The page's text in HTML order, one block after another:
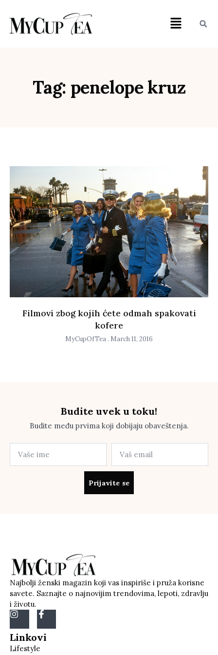
Tag: penelope kruz
Filmovi zbog kojih ćete odmah spakovati
kofere
MyCupOfTea March 11, 2016
Budite uvek u toku!
Budite među prvima koji dobijaju obaveštenja.
Prijavite se
Najbolji ženski magazin koji vas inspiriše i pruža korisne
savete. Saznajte o najnovijim trendovima, lepoti, zdravlju
i životu.
Linkovi
Lifestyle